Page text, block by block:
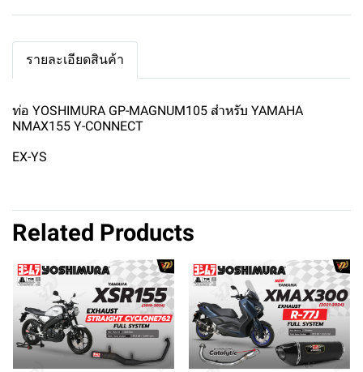
รายละเอียดสินค้า
ท่อ YOSHIMURA GP-MAGNUM105 สำหรับ YAMAHA
NMAX155 Y-CONNECT
EX-YS
Related Products